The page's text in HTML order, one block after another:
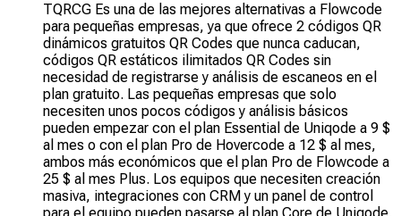
TQRCG Es una de las mejores alternativas a Flowcode
para pequeñas empresas, ya que ofrece 2 códigos QR
dinámicos gratuitos QR Codes que nunca caducan,
códigos QR estáticos ilimitados QR Codes sin
necesidad de registrarse y análisis de escaneos en el
plan gratuito. Las pequeñas empresas que solo
necesiten unos pocos códigos y análisis básicos
pueden empezar con el plan Essential de Uniqode a 9 $
al mes o con el plan Pro de Hovercode a 12 $ al mes,
ambos más económicos que el plan Pro de Flowcode a
25 $ al mes Plus. Los equipos que necesiten creación
masiva, integraciones con CRM y un panel de control